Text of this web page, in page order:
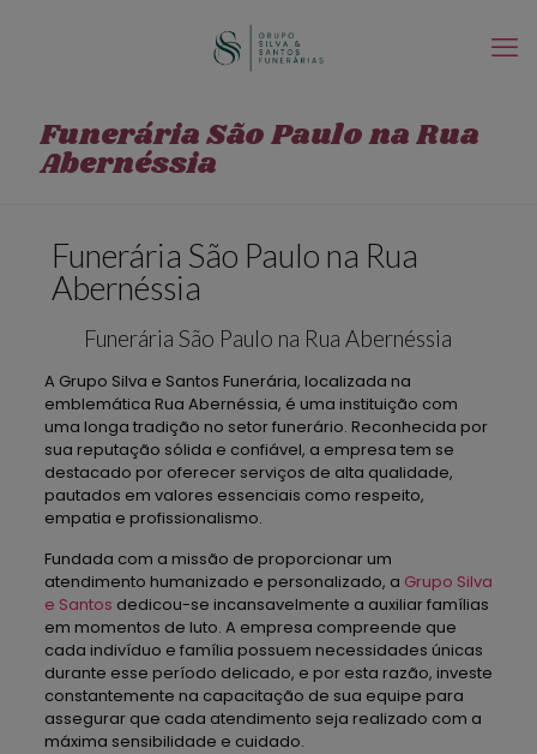
Funerária São Paulo na Rua
Abernéssia
Funerária São Paulo na Rua
Abernéssia
Funerária São Paulo na Rua Abernéssia
A Grupo Silva e Santos Funerária, localizada na
emblemática Rua Abernéssia, é uma instituição com
uma longa tradição no setor funerário. Reconhecida por
sua reputação sólida e confiável, a empresa tem se
destacado por oferecer serviços de alta qualidade,
pautados em valores essenciais como respeito,
empatia e profissionalismo.
Fundada com a missão de proporcionar um
atendimento humanizado e personalizado, a Grupo Silva
e Santos dedicou-se incansavelmente a auxiliar famílias
em momentos de luto. A empresa compreende que
cada indivíduo e família possuem necessidades únicas
durante esse período delicado, e por esta razão, investe
constantemente na capacitação de sua equipe para
assegurar que cada atendimento seja realizado com a
máxima sensibilidade e cuidado.